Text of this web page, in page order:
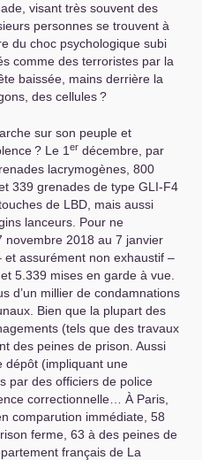
visant très souvent des
personnes se trouvent à
du choc psychologique subi
comme des terroristes par la
baissée, mains derrière la
des cellules?
sur son peuple et
? Le 1er décembre, par
lacrymogènes, 800
339 grenades de type GLI-F4
de LBD, mais aussi
lanceurs. Pour ne
novembre 2018 au 7 janvier
assurément non exhaustif –
5.339 mises en garde à vue.
d’un millier de condamnations
Bien que la plupart des
(tels que des travaux
des peines de prison. Aussi
dépôt (impliquant une
par des officiers de police
correctionnelle… À Paris,
comparution immédiate, 58
ferme, 63 à des peines de
français de La